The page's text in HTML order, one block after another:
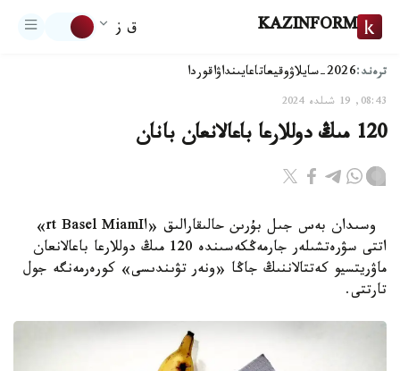
KAZINFORM ق ز
ترەند:2026-سايلاۋ وقيعاتاعايىنداۋاقوردا
08:43, 19 شىلدە 2024
120 مىڭ دوللارعا باعالانعان بانان
وسىدان بەس جىل بۇرىن حالىقارالىق «اrt Basel MiamI»
اتتى سۋرەتشىلەر جارمەڭكەسىندە 120 مىڭ دوللارعا باعالانعان
ماۋريتسيو كەتتالاننىڭ جاڭا «ونەر تۋىندىسى» كورەرمەنگە جول
تارتتى.